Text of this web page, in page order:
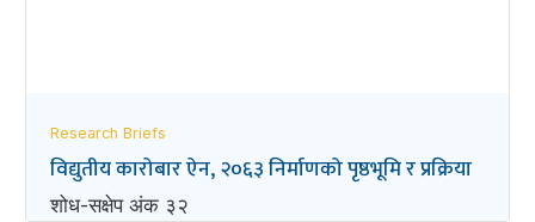
Research Briefs
विद्युतीय कारोबार ऐन, २०६३ निर्माणको पृष्ठभूमि र प्रक्रिया
शोध-स‌क्षेप अंक ३२